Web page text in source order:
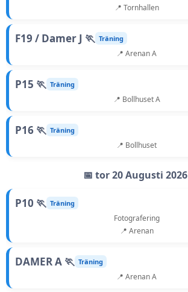
📍 Tornhallen
F19 / Damer J 🏃 Träning
📍 Arenan A
P15 🏃 Träning
📍 Bollhuset A
P16 🏃 Träning
📍 Bollhuset
📅 tor 20 Augusti 2026
P10 🏃 Träning
Fotografering
📍 Arenan
DAMER A 🏃 Träning
📍 Arenan A